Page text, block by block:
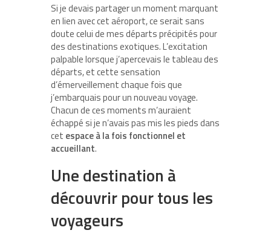
Si je devais partager un moment marquant
en lien avec cet aéroport, ce serait sans
doute celui de mes départs précipités pour
des destinations exotiques. L’excitation
palpable lorsque j’apercevais le tableau des
départs, et cette sensation
d’émerveillement chaque fois que
j’embarquais pour un nouveau voyage.
Chacun de ces moments m’auraient
échappé si je n’avais pas mis les pieds dans
cet espace à la fois fonctionnel et
accueillant.
Une destination à
découvrir pour tous les
voyageurs